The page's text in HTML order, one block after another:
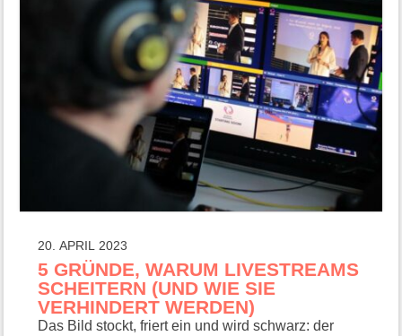
20. APRIL 2023
5 GRÜNDE, WARUM LIVESTREAMS
SCHEITERN (UND WIE SIE
VERHINDERT WERDEN)
Das Bild stockt, friert ein und wird schwarz: der